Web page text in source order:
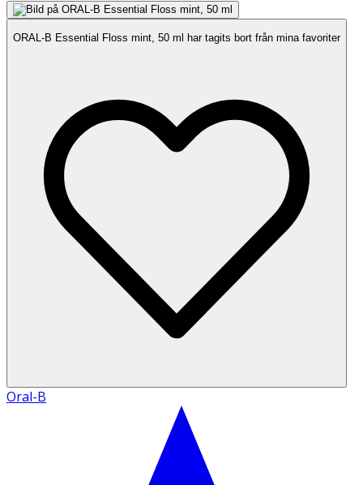
ORAL-B Essential Floss mint, 50 ml har tagits bort från mina favoriter
Oral-B